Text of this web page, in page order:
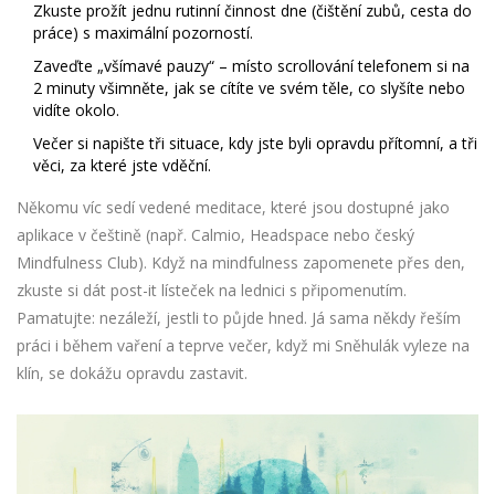
Zkuste prožít jednu rutinní činnost dne (čištění zubů, cesta do
práce) s maximální pozorností.
Zaveďte „všímavé pauzy“ – místo scrollování telefonem si na
2 minuty všimněte, jak se cítíte ve svém těle, co slyšíte nebo
vidíte okolo.
Večer si napište tři situace, kdy jste byli opravdu přítomní, a tři
věci, za které jste vděční.
Někomu víc sedí vedené meditace, které jsou dostupné jako
aplikace v češtině (např. Calmio, Headspace nebo český
Mindfulness Club). Když na mindfulness zapomenete přes den,
zkuste si dát post-it lísteček na lednici s připomenutím.
Pamatujte: nezáleží, jestli to půjde hned. Já sama někdy řeším
práci i během vaření a teprve večer, když mi Sněhulák vyleze na
klín, se dokážu opravdu zastavit.